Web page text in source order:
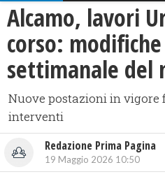
Alcamo, lavori
corso:
settimanale del
Nuove postazioni in vigore
interventi
Redazione Prima Pagina
19 Maggio 2026 10:50